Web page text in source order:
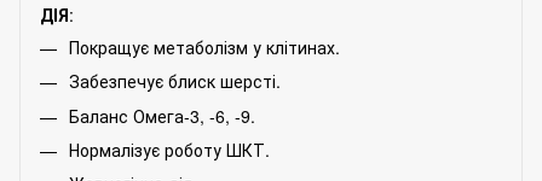
ДІЯ:
Покращує метаболізм у клітинах.
Забезпечує блиск шерсті.
Баланс Омега-3, -6, -9.
Нормалізує роботу ШКТ.